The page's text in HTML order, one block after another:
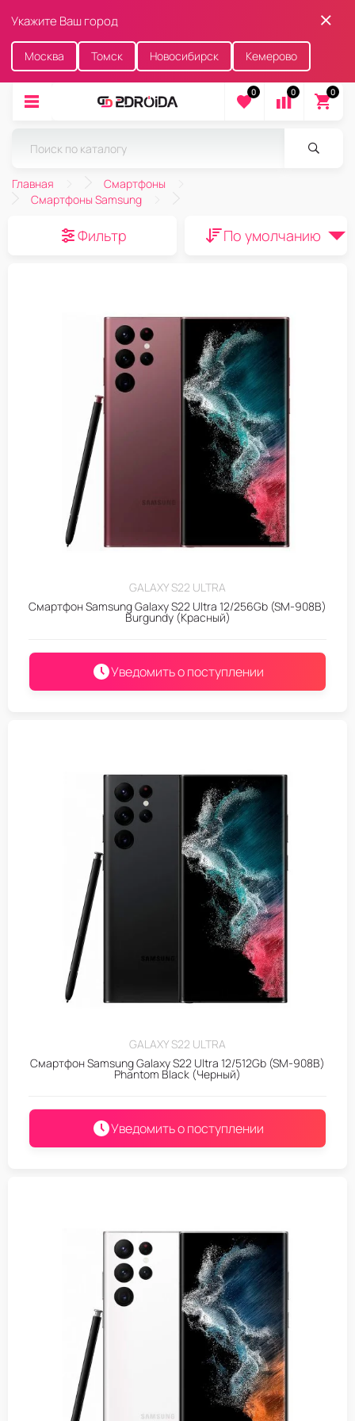
Укажите Ваш город
Москва Томск Новосибирск Кемерово
0 0 0
Главная
Смартфоны
Смартфоны Samsung
Фильтр По умолчанию
GALAXY S22 ULTRA
Смартфон Samsung Galaxy S22 Ultra 12/256Gb (SM-908B)
Burgundy (Красный)
Уведомить о поступлении
GALAXY S22 ULTRA
Смартфон Samsung Galaxy S22 Ultra 12/512Gb (SM-908B)
Phantom Black (Черный)
Уведомить о поступлении